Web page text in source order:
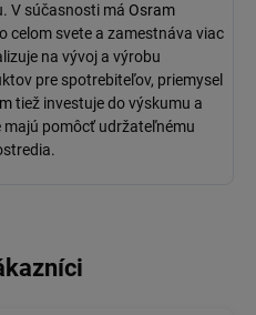
V súčasnosti má Osram
celom svete a zamestnáva viac
na vývoj a výrobu
pre spotrebiteľov, priemysel
tiež investuje do výskumu a
pomôcť udržateľnému